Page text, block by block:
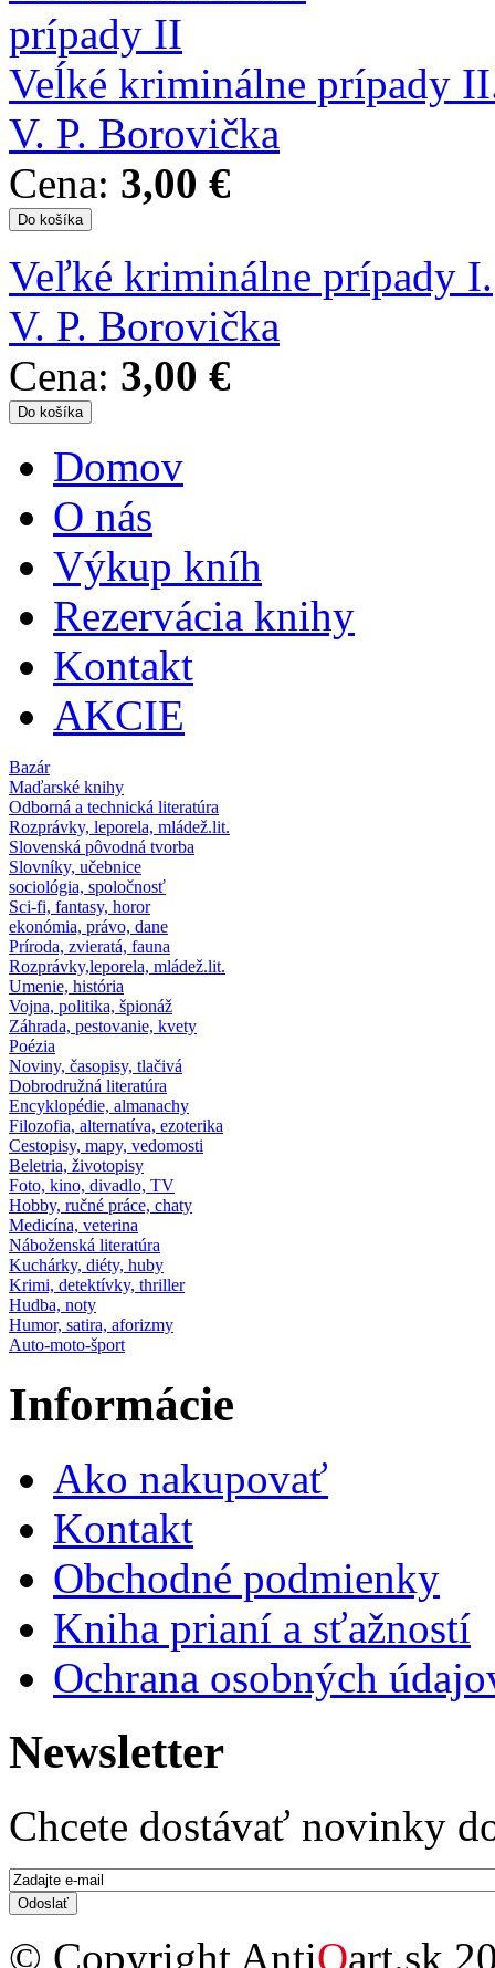
Veĺké kriminálne prípady
V. P. Borovička
Cena: 3,00 €
Veľké kriminálne prípady I.
V. P. Borovička
Cena: 3,00 €
Hlavné menu
Domov
O nás
Výkup kníh
Rezervácia knihy
Kontakt
AKCIE
Bazár
Maďarské knihy
Odborná a technická literatúra
Rozprávky, leporela, mládež.lit.
Slovenská pôvodná tvorba
Slovníky, učebnice
sociológia, spoločnosť
Sci-fi, fantasy, horor
ekonómia, právo, dane
Príroda, zvieratá, fauna
Rozprávky,leporela, mládež.lit.
Umenie, história
Vojna, politika, špionáž
Záhrada, pestovanie, kvety
Poézia
Noviny, časopisy, tlačivá
Dobrodružná literatúra
Encyklopédie, almanachy
Filozofia, alternatíva, ezoterika
Cestopisy, mapy, vedomosti
Beletria, životopisy
Foto, kino, divadlo, TV
Hobby, ručné práce, chaty
Medicína, veterina
Náboženská literatúra
Kuchárky, diéty, huby
Krimi, detektívky, thriller
Hudba, noty
Humor, satira, aforizmy
Auto-moto-šport
Informácie
Ako nakupovať
Kontakt
Obchodné podmienky
Kniha prianí a sťažností
Ochrana osobných
Newsletter
Chcete dostávať novinky
E-mail*
© Copyright AntiQart.sk